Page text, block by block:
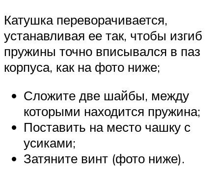
Катушка переворачивается,
устанавливая ее так, чтобы изгиб
пружины точно вписывался в паз
корпуса, как на фото ниже;
Сложите две шайбы, между
которыми находится пружина;
Поставить на место чашку с
усиками;
Затяните винт (фото ниже).